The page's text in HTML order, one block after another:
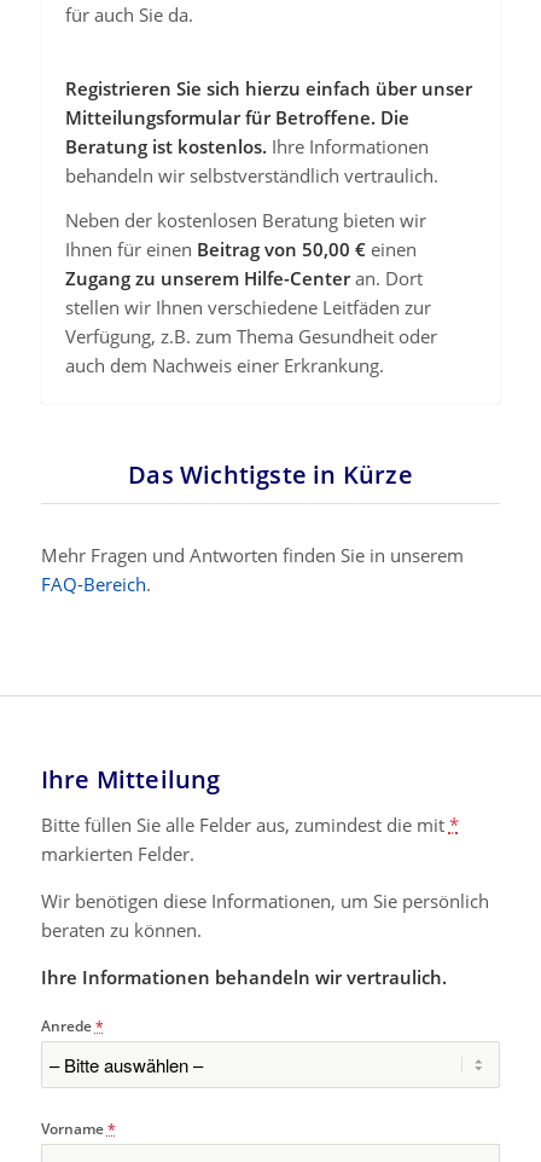
für auch Sie da.
Registrieren Sie sich hierzu einfach über unser
Mitteilungsformular für Betroffene. Die
Beratung ist kostenlos. Ihre Informationen
behandeln wir selbstverständlich vertraulich.
Neben der kostenlosen Beratung bieten wir
Ihnen für einen Beitrag von 50,00 € einen
Zugang zu unserem Hilfe-Centeran. Dort
stellen wir Ihnen verschiedene Leitfäden zur
Verfügung, z.B. zum Thema Gesundheit oder
auch dem Nachweis einer Erkrankung.
Das Wichtigste in Kürze
Mehr Fragen und Antworten finden Sie in unserem
FAQ-Bereich.
Ihre Mitteilung
Bitte füllen Sie alle Felder aus, zumindest die mit *
markierten Felder.
Wir benötigen diese Informationen, um Sie persönlich
beraten zu können.
Ihre Informationen behandeln wir vertraulich.
Anrede*
Vorname*